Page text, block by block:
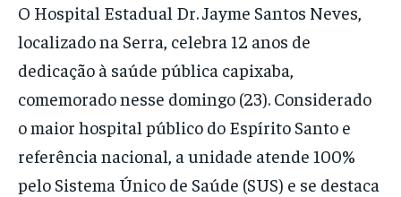
O Hospital Estadual Dr. Jayme Santos Neves,
localizado na Serra, celebra 12 anos de
dedicação à saúde pública capixaba,
comemorado nesse domingo (23). Considerado
o maior hospital público do Espírito Santo e
referência nacional, a unidade atende 100%
pelo Sistema Único de Saúde (SUS) e se destaca